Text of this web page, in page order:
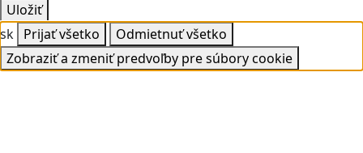
Uložiť
sk Prijať všetko
Odmietnuť všetko
Zobraziť a zmeniť predvoľby pre súbory cookie